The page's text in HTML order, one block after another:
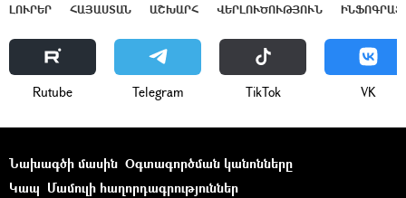
ԼՈՒՐԵՐ ՀԱՅԱՍՏԱՆ ԱՇԽԱՐՀ ՎԵՐԼՈՒԾՈՒԹՅՈՒՆ
Rutube Telegram ТikТоk VK
Նախագծի մասին Օգտագործման կանոնները
Կապ Մամուլի հաղորդագրություններ